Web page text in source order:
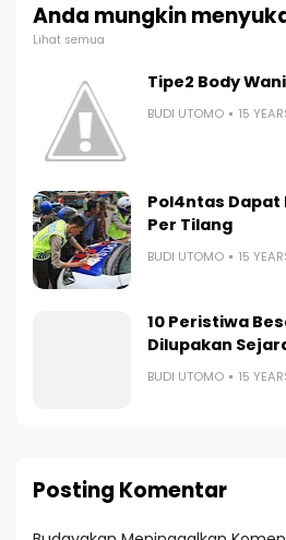
Anda mungkin
Lihat semua
Tipe2 Body
BUDI UTOMO 15
Pol4ntas Dapat
Per Tilang
BUDI UTOMO 15
10 Peristiwa
Dilupakan
BUDI UTOMO 15
Posting Komentar